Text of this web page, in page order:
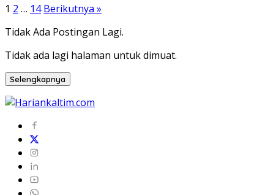
Paginasi
pos
1 2 … 14 Berikutnya »
Tidak Ada Postingan Lagi.
Tidak ada lagi halaman untuk dimuat.
Selengkapnya